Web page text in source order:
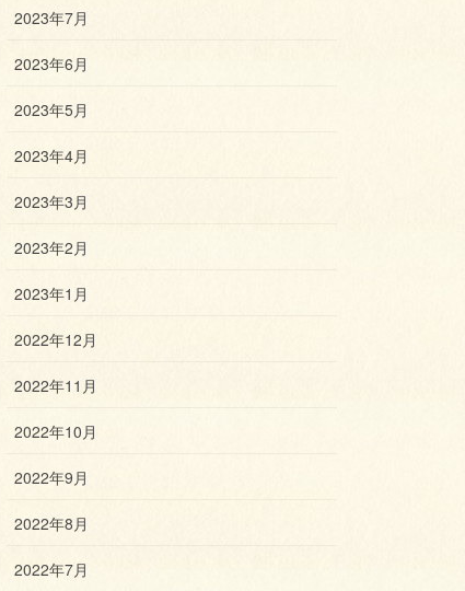
2023年7月
2023年6月
2023年5月
2023年4月
2023年3月
2023年2月
2023年1月
2022年12月
2022年11月
2022年10月
2022年9月
2022年8月
2022年7月